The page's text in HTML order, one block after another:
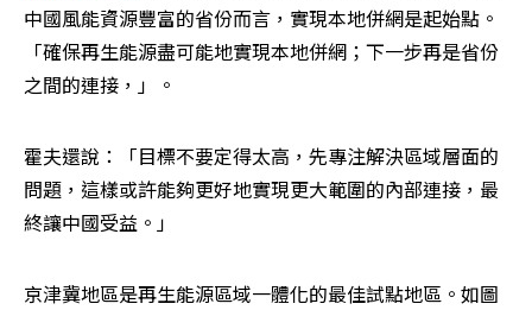
中國風能資源豐富的省份而言，實現本地併網是起始點。
「確保再生能源盡可能地實現本地併網；下一步再是省份
之間的連接，」。
霍夫還說：「目標不要定得太高，先專注解決區域層面的
問題，這樣或許能夠更好地實現更大範圍的內部連接，最
終讓中國受益。」
京津冀地區是再生能源區域一體化的最佳試點地區。如圖